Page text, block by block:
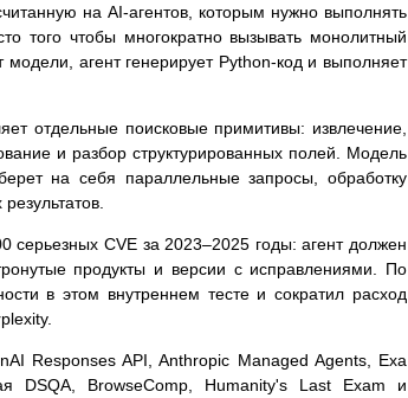
на AI-агентов, которым нужно выполнять
того чтобы многократно вызывать монолитный
модели, агент генерирует Python-код и выполняет
отдельные поисковые примитивы: извлечение,
и разбор структурированных полей. Модель
на себя параллельные запросы, обработку
серьезных CVE за 2023–2025 годы: агент должен
продукты и версии с исправлениями. По
в этом внутреннем тесте и сократил расход
Responses API, Anthropic Managed Agents, Exa
DSQA, BrowseComp, Humanity's Last Exam и